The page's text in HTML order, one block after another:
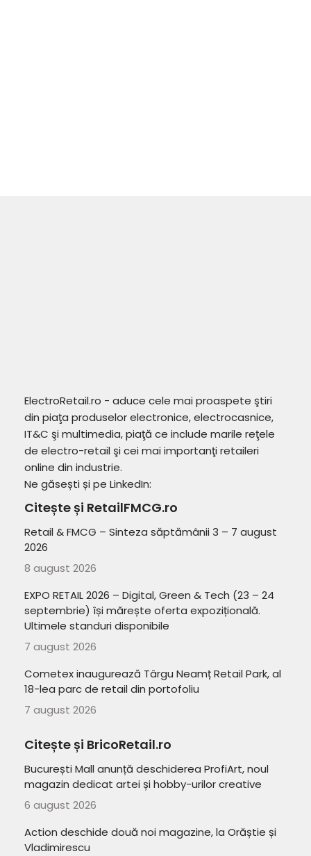
ElectroRetail.ro - aduce cele mai proaspete ştiri
din piaţa produselor electronice, electrocasnice,
IT&C şi multimedia, piaţă ce include marile reţele
de electro-retail şi cei mai importanţi retaileri
online din industrie.
Ne găsești și pe LinkedIn:
Citește și RetailFMCG.ro
Retail & FMCG – Sinteza săptămânii 3 – 7 august
2026
8 august 2026
EXPO RETAIL 2026 – Digital, Green & Tech (23 – 24
septembrie) își mărește oferta expozițională.
Ultimele standuri disponibile
7 august 2026
Cometex inaugurează Târgu Neamț Retail Park, al
18-lea parc de retail din portofoliu
7 august 2026
Citește și BricoRetail.ro
București Mall anunță deschiderea ProfiArt, noul
magazin dedicat artei și hobby-urilor creative
6 august 2026
Action deschide două noi magazine, la Orăștie și
Vladimirescu